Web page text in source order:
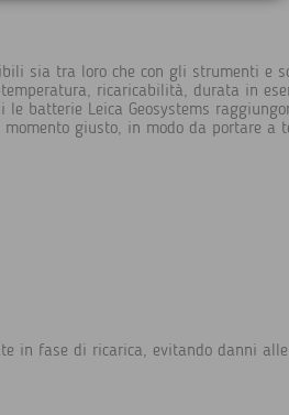
sia tra loro che con gli strumenti e
ricaricabilità, durata in
batterie Leica Geosystems
giusto, in modo da portare a
in fase di ricarica, evitando danni